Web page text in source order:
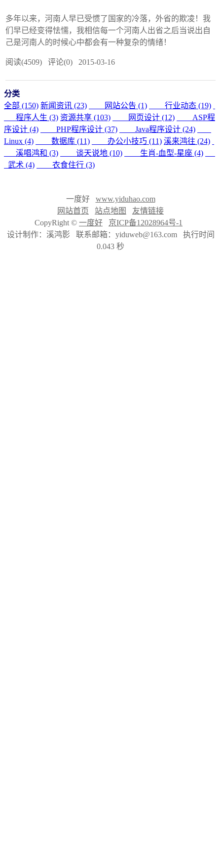
多年以来，河南人早已受惯了国家的冷落，外省的欺凌！我
们早已经变得怯懦，我相信每一个河南人出省之后当说出自
己是河南人的时候心中都会有一种复杂的情绪！
阅读(4509) 评论(0) 2015-03-16
分类
全部 (150) 新闻资讯 (23) 网站公告 (1)
行业动态 (19)
程序人生 (3) 资源共享 (103) 网页设计 (12)
ASP程
序设计 (4)
PHP程序设计 (37)
Java程序设计 (24)
Linux (4)
数据库 (11) 办公小技巧 (11) 溪来鸿往 (24)
溪唱鸿和 (3)
谈天说地 (10)
生肖-血型-星座 (4)
武术 (4)
衣食住行 (3)
一度好 www.yiduhao.com
网站首页
站点地图
友情链接
CopyRight © 一度好
京ICP备12028964号-1
设计制作：溪鸿影 联系邮箱：yiduweb@163.com 执行时间
0.043 秒